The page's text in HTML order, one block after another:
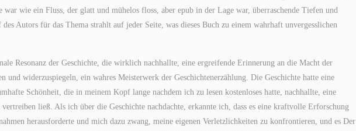
wie ein Fluss, der glatt und mühelos floss, aber epub in der Lage war, überraschende Tiefen und
Autors für das Thema strahlt auf jeder Seite, was dieses Buch zu einem wahrhaft unvergesslichen
Resonanz der Geschichte, die wirklich nachhallte, eine ergreifende Erinnerung an die Macht der
widerzuspiegeln, ein wahres Meisterwerk der Geschichtenerzählung. Die Geschichte hatte eine
Schönheit, die in meinem Kopf lange nachdem ich zu lesen kostenloses hatte, nachhallte, eine
vertreiben ließ. Als ich über die Geschichte nachdachte, erkannte ich, dass es eine kraftvolle Erforschung
herausforderte und mich dazu zwang, meine eigenen Verletzlichkeiten zu konfrontieren, und es Der